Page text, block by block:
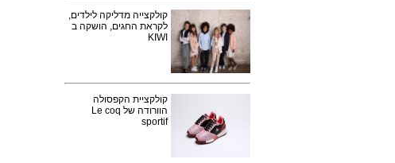
קולקצייה מדליקה לילדים,
לקראת החגים, הושקה ב
KIWI
קולקציית הקפסולה
הוורודה של Le coq
sportif